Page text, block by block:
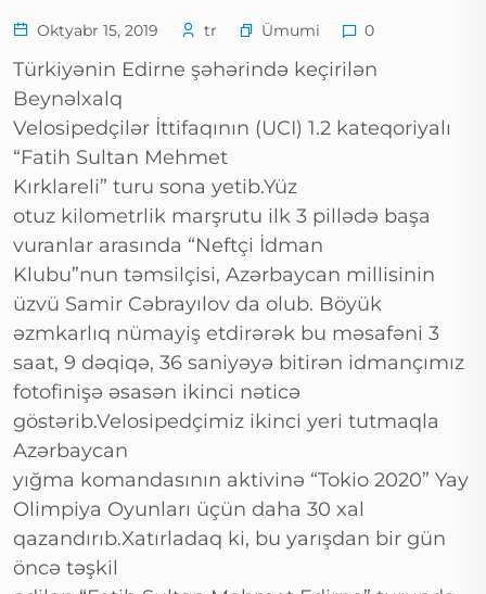
Oktyabr 15, 2019 tr Ümumi 0
Türkiyənin Edirne şəhərində keçirilən
Beynəlxalq
Velosipedçilər İttifaqının (UCI) 1.2 kateqoriyalı
“Fatih Sultan Mehmet
Kırklareli” turu sona yetib.Yüz
otuz kilometrlik marşrutu ilk 3 pillədə başa
vuranlar arasında “Neftçi İdman
Klubu”nun təmsilçisi, Azərbaycan millisinin
üzvü Samir Cəbrayılov da olub. Böyük
əzmkarlıq nümayiş etdirərək bu məsafəni 3
saat, 9 dəqiqə, 36 saniyəyə bitirən idmançımız
fotofinişə əsasən ikinci nəticə
göstərib.Velosipedçimiz ikinci yeri tutmaqla
Azərbaycan
yığma komandasının aktivinə “Tokio 2020” Yay
Olimpiya Oyunları üçün daha 30 xal
qazandırıb.Xatırladaq ki, bu yarışdan bir gün
öncə təşkil